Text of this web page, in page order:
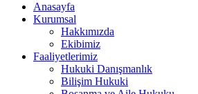
Anasayfa
Kurumsal
Hakkımızda
Ekibimiz
Faaliyetlerimiz
Hukuki Danışmanlık
Bilişim Hukuki